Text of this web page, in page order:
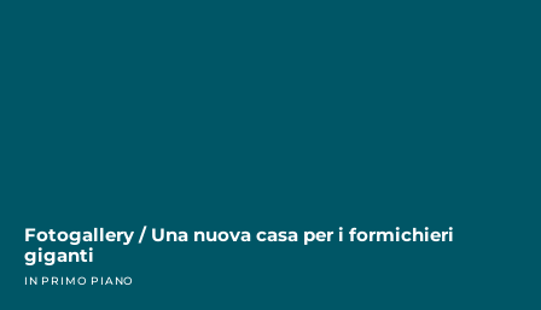
Fotogallery / Una nuova casa per i formichieri
giganti
IN PRIMO PIANO